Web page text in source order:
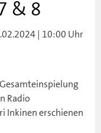
& 8
| 10:00 Uhr
Radio
Inkinen erschienen